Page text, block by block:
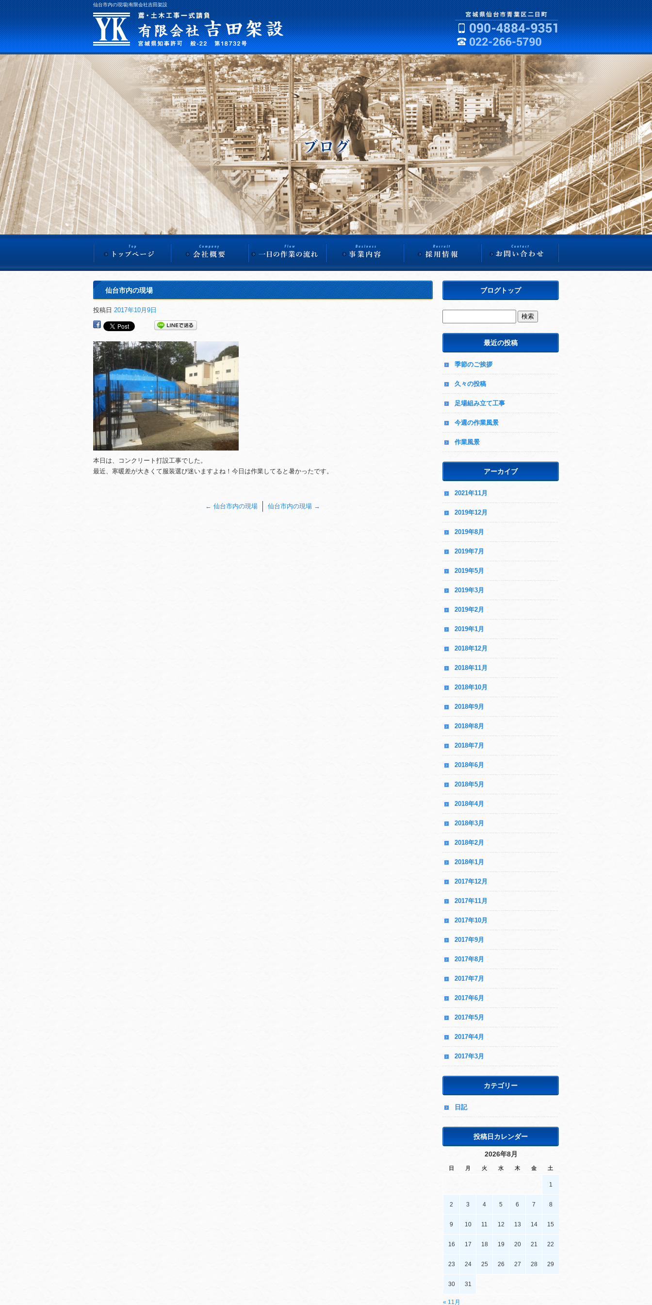
仙台市内の現場|有限会社吉田架設
仙台市内の現場
投稿日 2017年10月9日
本日は、コンクリート打設工事でした。
最近、寒暖差が大きくて服装選び迷いますよね！今日は作業してると暑かったです。
← 仙台市内の現場 仙台市内の現場 →
ブログトップ
最近の投稿
季節のご挨拶
久々の投稿
足場組み立て工事
今週の作業風景
作業風景
アーカイブ
2021年11月
2019年12月
2019年8月
2019年7月
2019年5月
2019年3月
2019年2月
2019年1月
2018年12月
2018年11月
2018年10月
2018年9月
2018年8月
2018年7月
2018年6月
2018年5月
2018年4月
2018年3月
2018年2月
2018年1月
2017年12月
2017年11月
2017年10月
2017年9月
2017年8月
2017年7月
2017年6月
2017年5月
2017年4月
2017年3月
カテゴリー
日記
投稿日カレンダー
2026年8月
日 月 火 水 木 金 土
« 11月
1
2 3 4 5 6 7 8
9 10 11 12 13 14 15
16 17 18 19 20 21 22
23 24 25 26 27 28 29
30 31